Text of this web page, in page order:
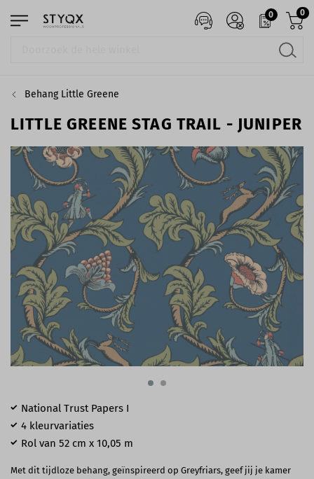
0 0
Behang Little Greene
LITTLE GREENE STAG TRAIL - JUNIPER
National Trust Papers I
4 kleurvariaties
Rol van 52 cm x 10,05 m
Met dit tijdloze behang, geïnspireerd op Greyfriars, geef jij je kamer